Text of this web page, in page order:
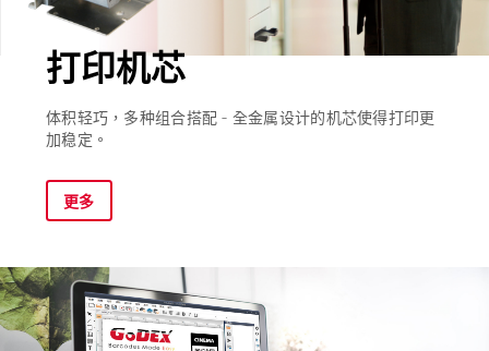
打印机芯
体积轻巧，多种组合搭配 - 全金属设计的机芯使得打印更
加稳定。
更多